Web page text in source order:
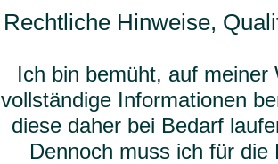
Rechtliche Hinweise,
Ich bin bemüht, auf
vollständige Informationen
diese daher bei Bedarf
Dennoch muss ich für